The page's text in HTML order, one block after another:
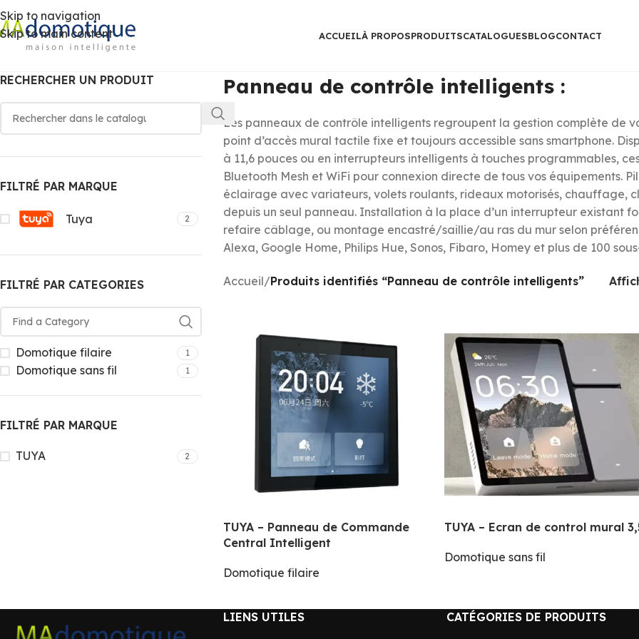
Skip to navigation
Skip to main content
ACCUEILÀ PROPOSPRODUITSCATALOGUESBLOGCONTACT
RECHERCHER UN PRODUIT
FILTRÉ PAR MARQUE
Tuya 2
FILTRÉ PAR CATEGORIES
Domotique filaire 1
Domotique sans fil 1
FILTRÉ PAR MARQUE
TUYA 2
Panneau de contrôle intelligents :
Les panneaux de contrôle intelligents regroupent la gestion complète de
point d’accès mural tactile fixe et toujours accessible sans smartphone.
à 11,6 pouces ou en interrupteurs intelligents à touches programmables,
Bluetooth Mesh et WiFi pour connexion directe de tous vos équipements.
éclairage avec variateurs, volets roulants, rideaux motorisés, chauffage,
depuis un seul panneau. Installation à la place d’un interrupteur existant
refaire câblage, ou montage encastré/saillie/au ras du mur selon
Alexa, Google Home, Philips Hue, Sonos, Fibaro, Homey et plus de 100
Accueil/Produits identifiés “Panneau de contrôle intelligents”
TUYA – Panneau de Commande
Central Intelligent
Domotique filaire
TUYA – Ecran de control mural
Domotique sans fil
LIENS UTILES CATÉGORIES DE PRODUITS